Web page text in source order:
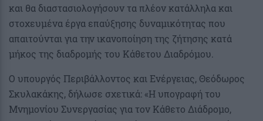
και θα διαστασιολογήσουν τα πλέον κατάλληλα και
στοχευμένα έργα επαύξησης δυναμικότητας που
απαιτούνται για την ικανοποίηση της ζήτησης κατά
μήκος της διαδρομής του Κάθετου Διαδρόμου.
Ο υπουργός Περιβάλλοντος και Ενέργειας, Θεόδωρος
Σκυλακάκης, δήλωσε σχετικά: «Η υπογραφή του
Μνημονίου Συνεργασίας για τον Κάθετο Διάδρομο,